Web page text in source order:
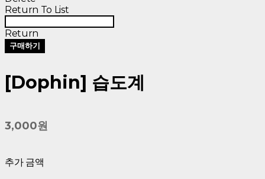
Return To List
Return
구매하기
[Dophin] 습도계
3,000원
추가 금액